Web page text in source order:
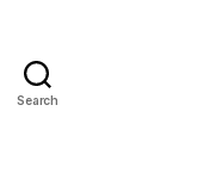
Search